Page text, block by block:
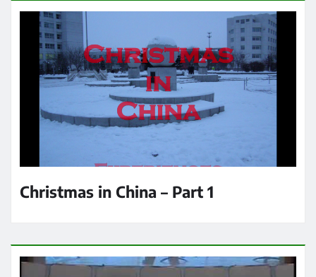
Christmas in China – Part 1